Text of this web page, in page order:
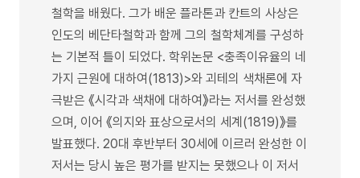
철학을 배웠다. 그가 배운 플라톤과 칸트의 사상은
인도의 베단타철학과 함께 그의 철학체계를 구성하
는 기본적 틀이 되었다. 학위논문 <충족이유율의 네
가지 근원에 대하여(1813)>와 괴테의 색채론에 자
극받은 《시각과 색채에 대하여》라는 저서를 완성했
으며, 이어 《의지와 표상으로서의 세계(1819)》를
발표했다. 20대 후반부터 30세에 이르러 완성한 이
저서는 당시 높은 평가를 받지는 못했으나 이 저서